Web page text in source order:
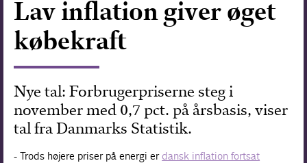
Forskning
Lav inflation giver øget
købekraft
Nye tal: Forbrugerpriserne steg i
november med 0,7 pct. på årsbasis, viser
tal fra Danmarks Statistik.
- Trods højere priser på energi erdansk inflation fortsat